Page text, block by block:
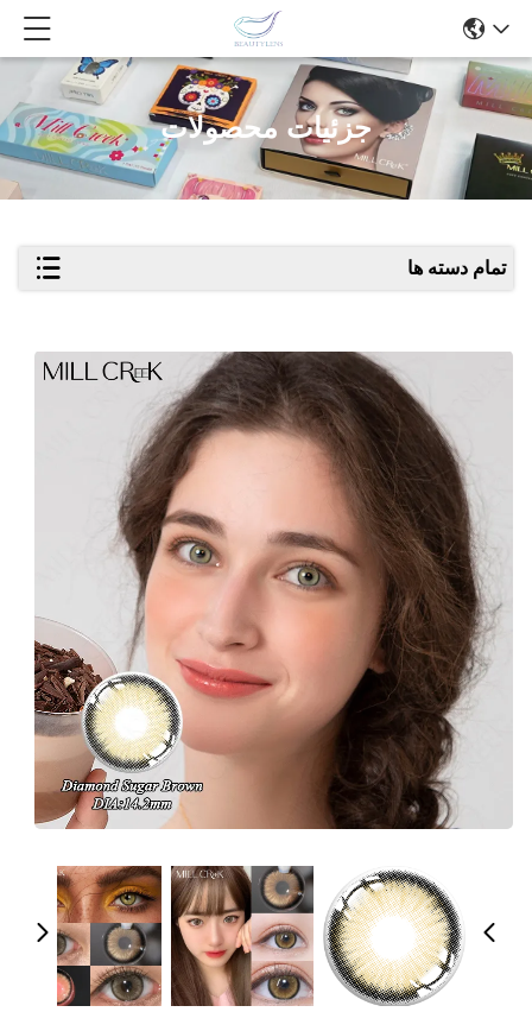
جزئیات محصولات
تمام دسته ها